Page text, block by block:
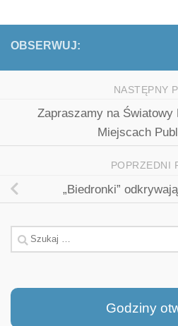
OBSERWUJ:
NASTĘPNY
Zapraszamy na Światowy
Miejscach
POPRZEDNI
„Biedronki”
Szukaj:
Godziny